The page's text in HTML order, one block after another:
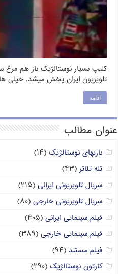
کلیپ بسیار نوستالژیک باز هم
تلویزیون ایران پخش میشد. خیلی
ادامه
عنوان مطالب
بازیهای نوستالژیک (۱۴)
تله تئاتر(۴۳)
سریال تلویزیونی ایرانی (۲۱۵)
سریال تلویزیونی خارجی (۸۰)
فیلم سینمایی ایرانی (۴۰۵)
فیلم سینمایی خارجی (۳۸۹)
فیلم مستند (۹۴)
کارتون نوستالژیک (۲۹۰)